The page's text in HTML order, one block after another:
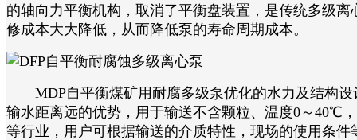
的轴向力平衡机构，取消了平衡盘装置，是传统多级
修成本大大降低，从而降低泵的寿命周期成本。
MDP自平衡煤矿用耐腐多级泵优化的水力及结构设
输水距离远的优势，用于输送不含颗粒、温度0～40℃
等行业，用户可根据输送的介质特性，现场的使用条